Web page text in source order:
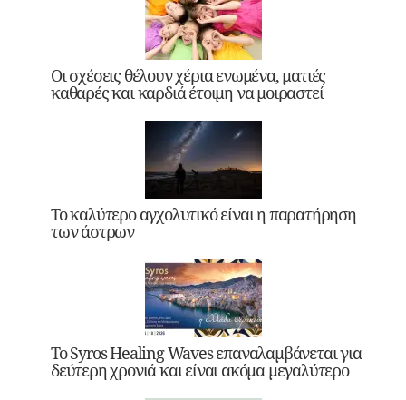
Οι σχέσεις θέλουν χέρια ενωμένα, ματιές
καθαρές και καρδιά έτοιμη να μοιραστεί
Το καλύτερο αγχολυτικό είναι η παρατήρηση
των άστρων
Το Syros Healing Waves επαναλαμβάνεται για
δεύτερη χρονιά και είναι ακόμα μεγαλύτερο